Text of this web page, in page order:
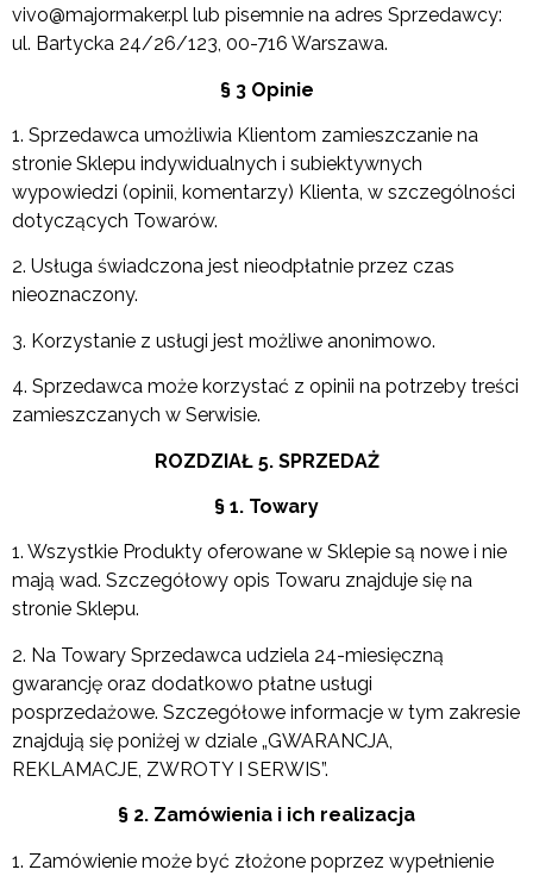
vivo@majormaker.pl lub pisemnie na adres Sprzedawcy:
ul. Bartycka 24/26/123, 00-716 Warszawa.
§ 3 Opinie
1. Sprzedawca umożliwia Klientom zamieszczanie na
stronie Sklepu indywidualnych i subiektywnych
wypowiedzi (opinii, komentarzy) Klienta, w szczególności
dotyczących Towarów.
2. Usługa świadczona jest nieodpłatnie przez czas
nieoznaczony.
3. Korzystanie z usługi jest możliwe anonimowo.
4. Sprzedawca może korzystać z opinii na potrzeby treści
zamieszczanych w Serwisie.
ROZDZIAŁ 5. SPRZEDAŻ
§ 1. Towary
1. Wszystkie Produkty oferowane w Sklepie są nowe i nie
mają wad. Szczegółowy opis Towaru znajduje się na
stronie Sklepu.
2. Na Towary Sprzedawca udziela 24-miesięczną
gwarancję oraz dodatkowo płatne usługi
posprzedażowe. Szczegółowe informacje w tym zakresie
znajdują się poniżej w dziale „GWARANCJA,
REKLAMACJE, ZWROTY I SERWIS”.
§ 2. Zamówienia i ich realizacja
1. Zamówienie może być złożone poprzez wypełnienie